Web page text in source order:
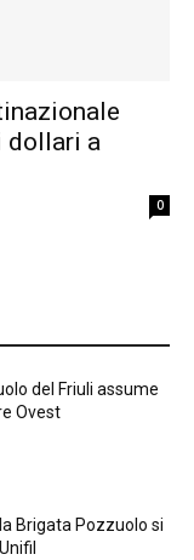
dollari a
0
del Friuli assume
Ovest
Brigata Pozzuolo si